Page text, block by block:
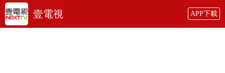
壹電視 APP下載